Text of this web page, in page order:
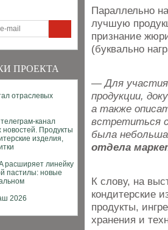
ПРОЕКТА
Параллельно
лучшую
признание
(буквально
— Для участия
продукции,
а также
встретиться
была
отдела
К слову, на
кондитерские
продукты,
хранения и